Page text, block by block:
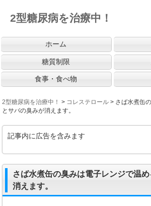
2型糖尿病を治療中！
ホーム
糖質制限
食事・食べ物
2型糖尿病を治療中！ > コレステロール > さば水煮缶
とサバの臭みが消えます。
記事内に広告を含みます
さば水煮缶の臭みは電子レンジで温
消えます。